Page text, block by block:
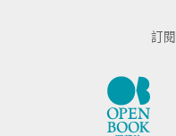
訂閱